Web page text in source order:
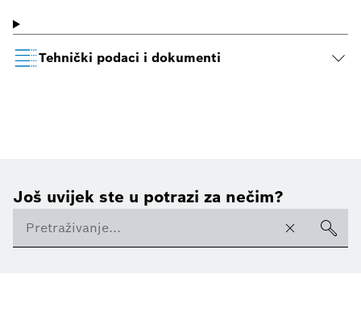
Tehnički podaci i dokumenti
Još uvijek ste u potrazi za nečim?